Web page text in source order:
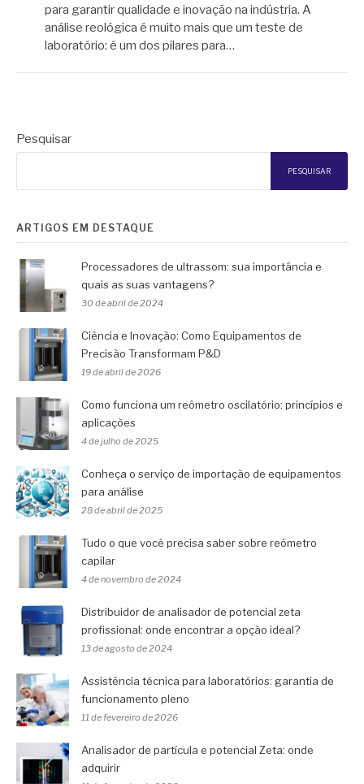
para garantir qualidade e inovação na indústria. A
análise reológica é muito mais que um teste de
laboratório: é um dos pilares para…
Pesquisar
PESQUISAR
ARTIGOS EM DESTAQUE
Processadores de ultrassom: sua importância e
quais as suas vantagens?
30 de abril de 2024
Ciência e Inovação: Como Equipamentos de
Precisão Transformam P&D
19 de abril de 2026
Como funciona um reômetro oscilatório: princípios e
aplicações
4 de julho de 2025
Conheça o serviço de importação de equipamentos
para análise
28 de abril de 2025
Tudo o que você precisa saber sobre reômetro
capilar
4 de novembro de 2024
Distribuidor de analisador de potencial zeta
profissional: onde encontrar a opção ideal?
13 de agosto de 2024
Assistência técnica para laboratórios: garantia de
funcionamento pleno
11 de fevereiro de 2026
Analisador de partícula e potencial Zeta: onde
adquirir